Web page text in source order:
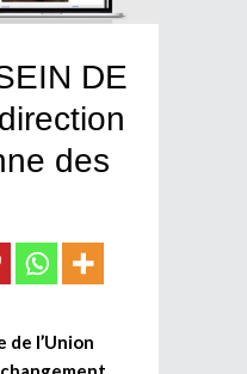
DE
des
l’Union